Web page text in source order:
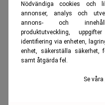
Nödvändiga cookies och
annonser, analys och
annons- och
produktutveckling,
identifiering via enheten,
enhet, säkerställa säkerhet,
samt åtgärda fel.
Se våra